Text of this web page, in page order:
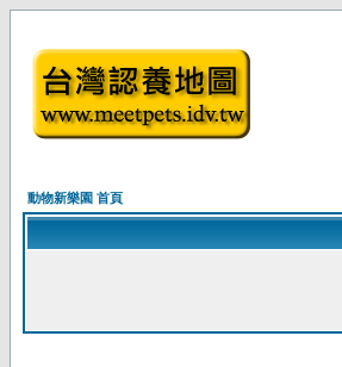
動物新樂園 首頁